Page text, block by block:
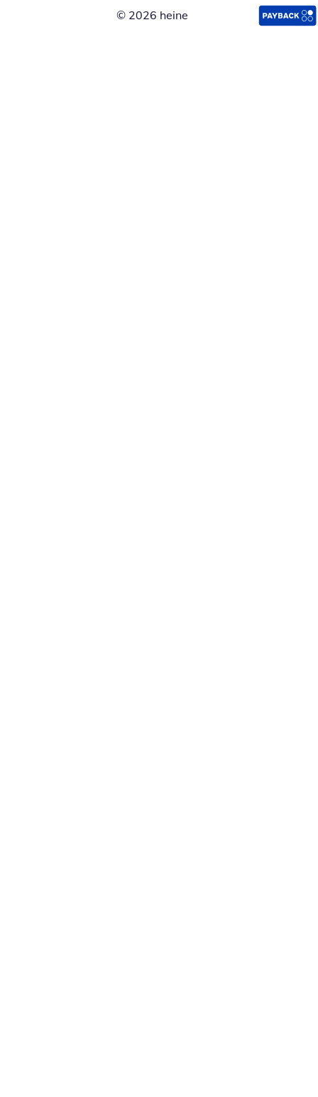
© 2026 heine